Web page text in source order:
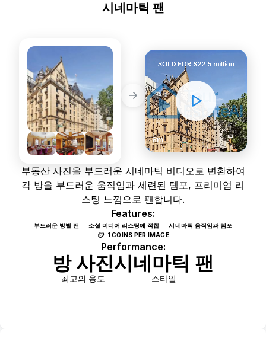
시네마틱 팬
8m
부동산 사진을 부드러운 시네마틱 비디오로 변환하여
각 방을 부드러운 움직임과 세련된 템포, 프리미엄 리
스팅 느낌으로 팬합니다.
Features:
부드러운 방별 팬 소셜 미디어 리스팅에 적합 시네마틱 움직임과 템포
🪙 1 COINS PER IMAGE
Performance:
방 사진
최고의 용도
시네마틱 팬
스타일